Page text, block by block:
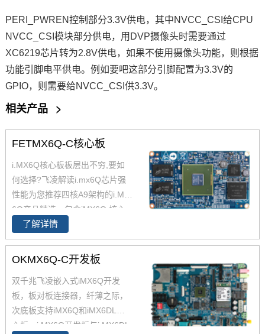
PERI_PWREN控制部分3.3V供电，其中NVCC_CSI 给CPU
NVCC_CSI 模块部分供电，用 DVP摄像头时需要通过
XC6219芯片转为2.8V供电，如果不使用摄像头功能，则根据
功能引脚电平供电。例如要吧这部分引脚配置为3.3V的
GPIO，则需要给NVCC_CSI 供3.3V。
相关产品 >
FETMX6Q-C核心板
i.MX6Q核心板板层出不穷,要如
何选择?飞凌解读i.mx6Q芯片强
性能为您推荐四核A9架构的i.MX
6Q产品精选，包含iMX6Q 核心
板、i.MX6Q 核心板、iMX6Q工
业级核心板，欢迎采购。 i.MX6
Q核心板基于NXP（原Freescal
处理器设计，核心板小尺寸核心
板搭配独特的薄款连接器，让设
计随心所欲！
了解详情
OKMX6Q-C开发板
双千兆飞凌嵌入式iMX6Q开发
板，板对板连接器，纤薄之际，
次底板支持iMX6Q和iMX6DL核
心板。i.MX6Q开发板与i.MX6DL